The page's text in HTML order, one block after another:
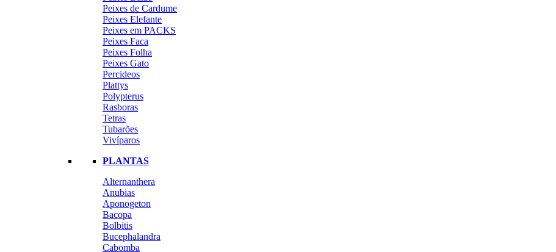
Peixes de Cardume
Peixes Elefante
Peixes em PACKS
Peixes Faca
Peixes Folha
Peixes Gato
Percideos
Plattys
Polypterus
Rasboras
Tetras
Tubarões
Vivíparos
PLANTAS
Alternanthera
Anubias
Aponogeton
Bacopa
Bolbitis
Bucephalandra
Cabomba